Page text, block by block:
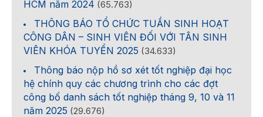
HCM năm 2024 (65.763)
THÔNG BÁO TỔ CHỨC TUẦN SINH HOẠT
CÔNG DÂN – SINH VIÊN ĐỐI VỚI TÂN SINH
VIÊN KHÓA TUYỂN 2025 (34.633)
Thông báo nộp hồ sơ xét tốt nghiệp đại học
hệ chính quy các chương trình cho các đợt
công bố danh sách tốt nghiệp tháng 9, 10 và 11
năm 2025 (29.676)